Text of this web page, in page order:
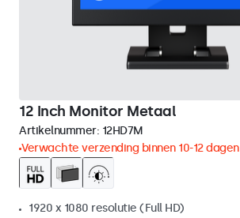
12 Inch Monitor Metaal
Artikelnummer: 12HD7M
Verwachte verzending binnen 10-12 dagen
1920 x 1080 resolutie (Full HD)